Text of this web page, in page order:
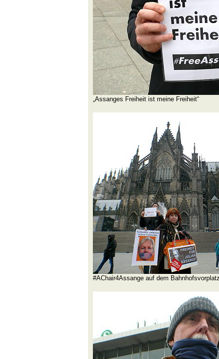
„Assanges Freiheit ist meine Freiheit“
#AChair4Assange auf dem